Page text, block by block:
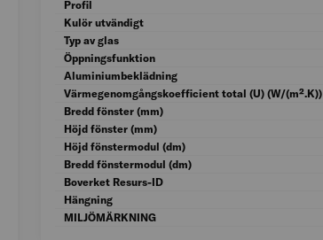
Profil
Kulör utvändigt
Typ av glas
Öppningsfunktion
Aluminiumbeklädning
Värmegenomgångskoefficient total (U) (W/(m².K))
Bredd fönster (mm)
Höjd fönster (mm)
Höjd fönstermodul (dm)
Bredd fönstermodul (dm)
Boverket Resurs-ID
Hängning
MILJÖMÄRKNING